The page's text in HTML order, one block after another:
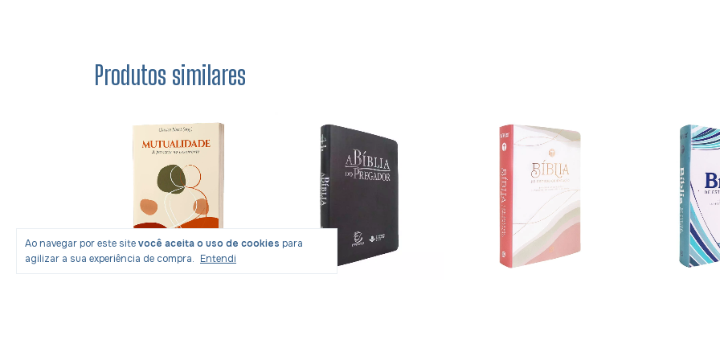
Ao navegar por este sitevocê aceita o uso de cookies para
agilizar a sua experiência de compra. Entendi
Produtos similares